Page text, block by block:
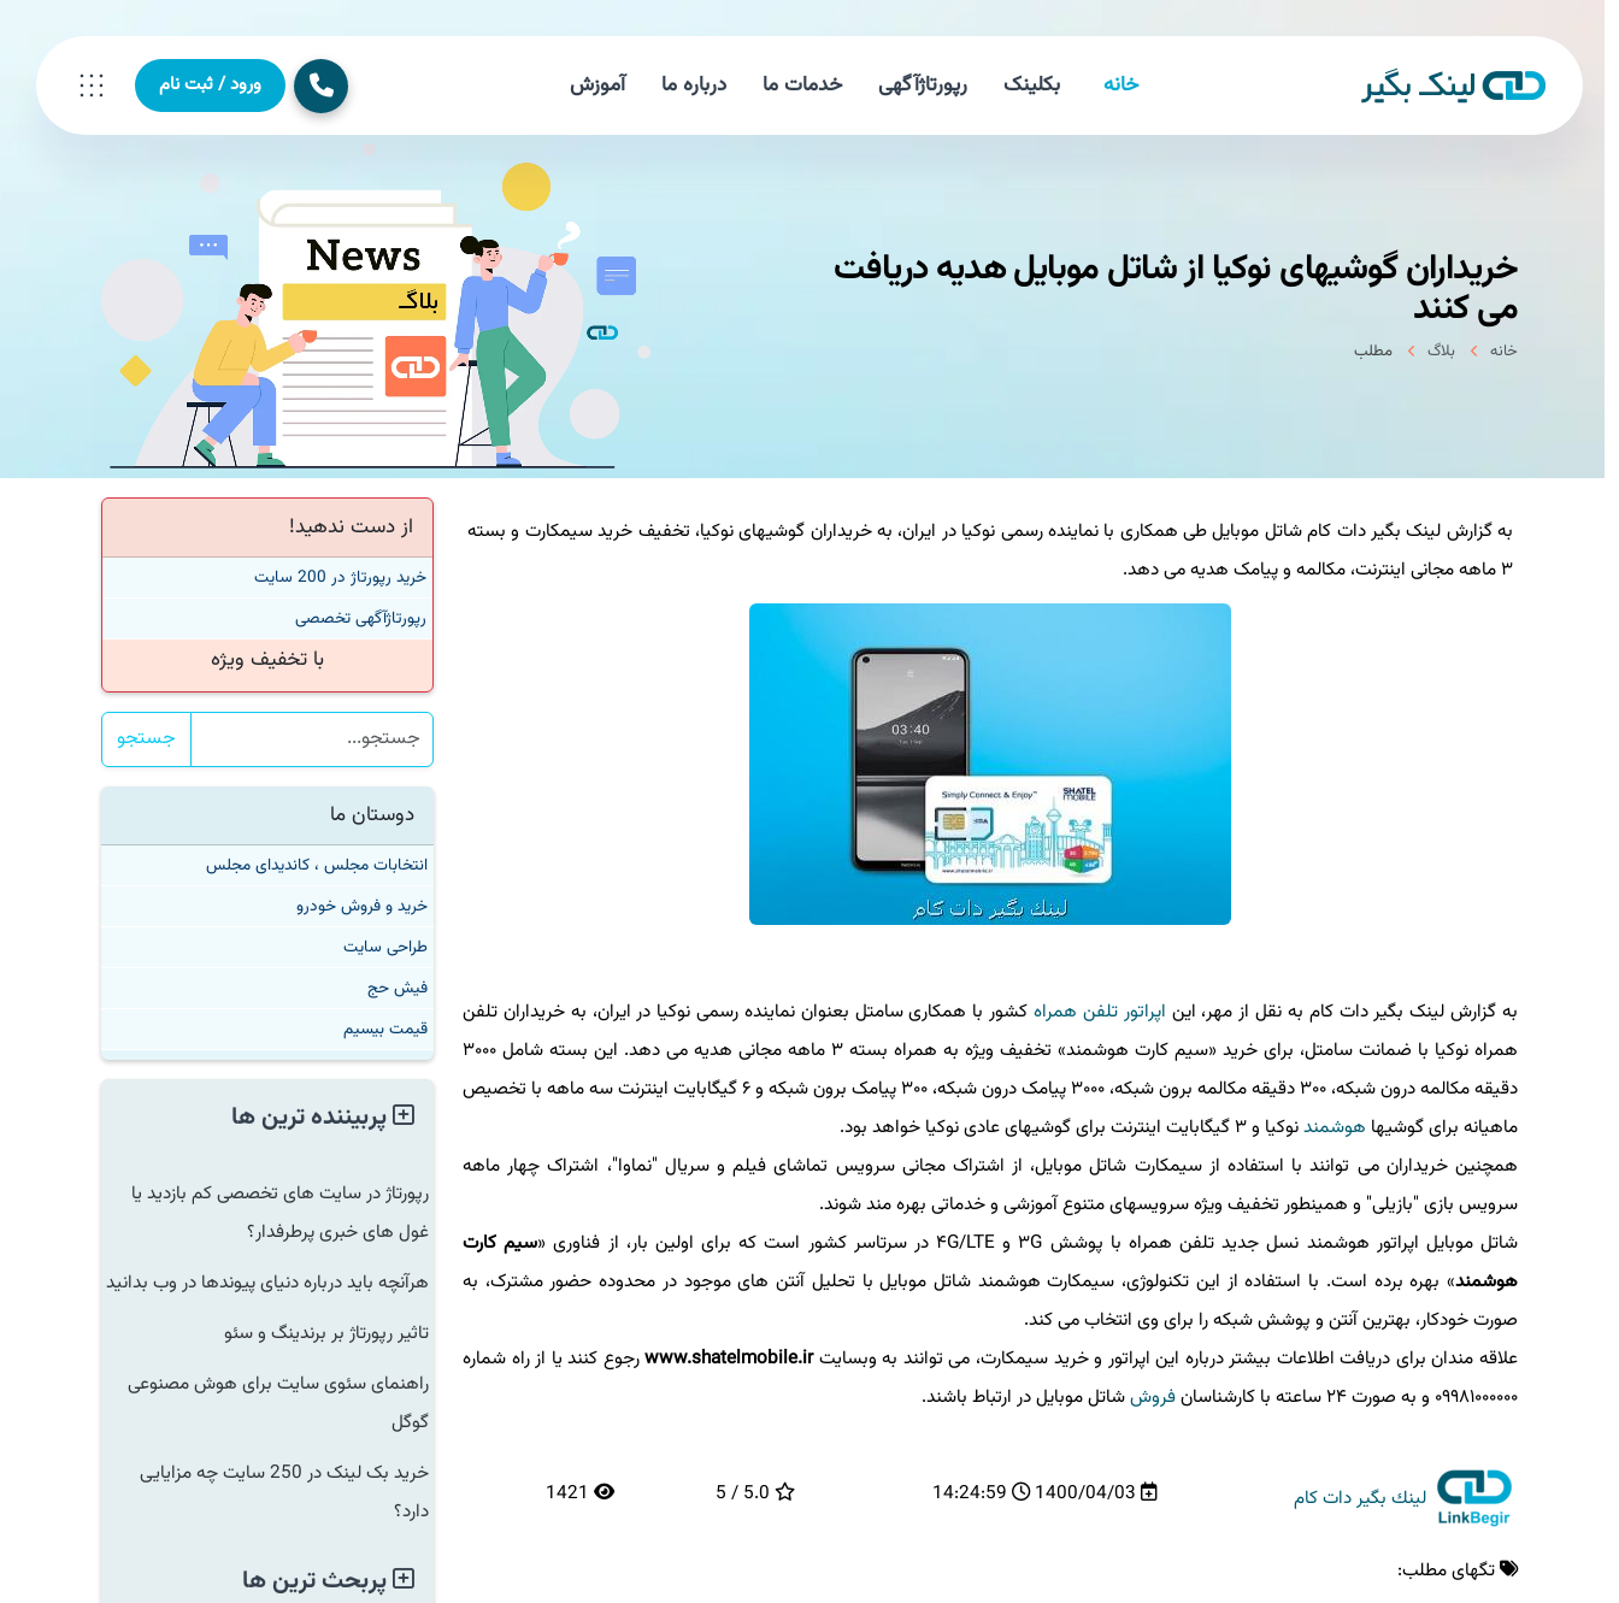
خانه بکلینک رپورتاژآگهی خدمات ما درباره ما آموزش ورود / ثبت نام
خریداران گوشیهای نوكیا از شاتل موبایل هدیه دریافت
می كنند
خانه بلاگ مطلب
به گزارش لینک بگیر دات کام شاتل موبایل طی همکاری با نماینده رسمی نوکیا در ایران، به خریداران گوشیهای نوکیا، تخفیف خرید سیمکارت و بسته
به گزارش لینک بگیر دات کام به نقل از مهر، ایناپراتور تلفن همراهکشور با همکاری سامتل بعنوان نماینده رسمی نوکیا در ایران، به خریداران تلفن
همراه نوکیا با ضمانت سامتل، برای خرید «سیم کارت هوشمند» تخفیف ویژه به همراه بسته ۳ ماهه مجانی هدیه می دهد. این بسته شامل ۳۰۰۰
دقیقه مکالمه درون شبکه، ۳۰۰ دقیقه مکالمه برون شبکه، ۳۰۰۰ پیامک درون شبکه، ۳۰۰ پیامک برون شبکه و ۶ گیگابایت اینترنت سه ماهه با تخصیص
ماهیانه برای گوشیهاهوشمندنوکیا و ۳ گیگابایت اینترنت برای گوشیهای عادی نوکیا خواهد بود.
همچنین خریداران می توانند با استفاده از سیمکارت شاتل موبایل، از اشتراک مجانی سرویس تماشای فیلم و سریال "نماوا"، اشتراک چهار ماهه
سرویس بازی "بازیلی" و همینطور تخفیف ویژه سرویسهای متنوع آموزشی و خدماتی بهره مند شوند.
شاتل موبایل اپراتور هوشمند نسل جدید تلفن همراه با پوشش ۳G و ۴G/LTE در سرتاسر کشور است که برای اولین بار، از فناوری «
سیم کارت
هوشمند» بهره برده است. با استفاده از این تکنولوژی، سیمکارت هوشمند شاتل موبایل با تحلیل آنتن های موجود در محدوده حضور مشترک، به
صورت خودکار، بهترین آنتن و پوشش شبکه را برای وی انتخاب می کند.
علاقه مندان برای دریافت اطلاعات بیشتر درباره این اپراتور و خرید سیمکارت، می توانند به وبسایتwww.shatelmobile.irرجوع کنند یا از راه شماره
۰۹۹۸۱۰۰۰۰۰۰ و به صورت ۲۴ ساعته با کارشناسان
فروششاتل موبایل در ارتباط باشند.
لینك بگیر دات كام 1400/04/03
14:24:59
5.0 / 5
1421
تگهای مطلب:
از دست ندهید!
خرید رپورتاژ در 200 سایت
رپورتاژآگهی تخصصی
با تخفیف ویژه
جستجو
دوستان ما
انتخابات مجلس ، کاندیدای مجلس
خرید و فروش خودرو
طراحی سایت
فیش حج
قیمت بیسیم
پربیننده ترین ها
رپورتاژ در سایت های تخصصی کم بازدید یا
غول های خبری پرطرفدار؟
هرآنچه باید درباره دنیای پیوندها در وب بدانید
تاثیر رپورتاژ بر برندینگ و سئو
راهنمای سئوی سایت برای هوش مصنوعی
گوگل
خرید بک لینک در 250 سایت چه مزایایی
دارد؟
پربحث ترین ها